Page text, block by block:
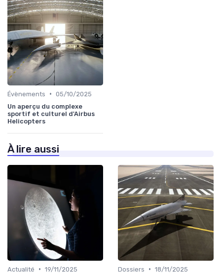
Évènements • 05/10/2025
Un aperçu du complexe
sportif et culturel d'Airbus
Helicopters
À lire aussi
Actualité • 19/11/2025
Dossiers • 18/11/2025